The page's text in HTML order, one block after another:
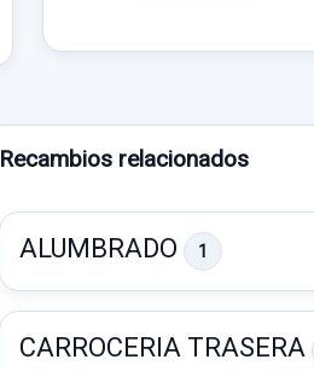
Recambios relacionados
ALUMBRADO 1
CARROCERIA TRASERA